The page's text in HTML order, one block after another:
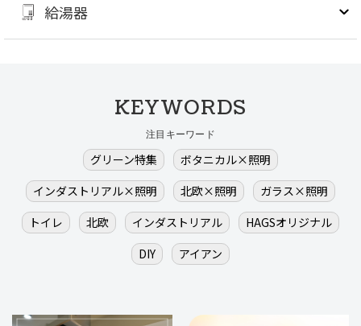
給湯器
KEYWORDS
注目キーワード
グリーン特集
ボタニカル×照明
インダストリアル×照明
北欧×照明
ガラス×照明
トイレ
北欧 インダストリアル
HAGSオリジナル
DIY
アイアン